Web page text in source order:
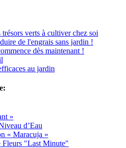
verts à cultiver chez soi
de l'engrais sans jardin !
dès maintenant !
au jardin
»
d’Eau
« Maracuja »
Fleurs "Last Minute"